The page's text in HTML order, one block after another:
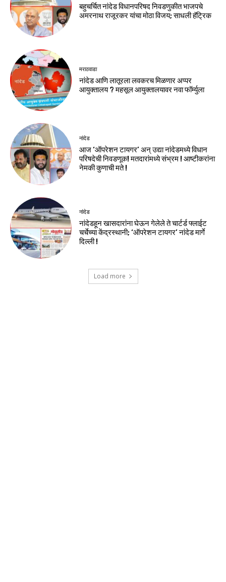
बहुचर्चित नांदेड विधानपरिषद निवडणुकीत भाजपचे
अमरनाथ राजूरकर यांचा मोठा विजय; साधली हॅट्रिक
मराठवाडा
नांदेड आणि लातूरला लवकरच मिळणार अप्पर
आयुक्तालय ? महसूल आयुक्तालयावर नवा फॉर्म्युला
नांदेड
आज ‘ऑपरेशन टायगर’ अन् उद्या नांदेडमध्ये विधान
परिषदेची निवडणूक! मतदारांमध्ये संभ्रम ! आष्टीकरांना
नेमकी कुणाची मते !
नांदेड
नांदेडहून खासदारांना घेऊन गेलेले ते चार्टर्ड फ्लाईट
चर्चेच्या केंद्रस्थानी; ‘ऑपरेशन टायगर’ नांदेड मार्गे
दिल्ली !
Load more